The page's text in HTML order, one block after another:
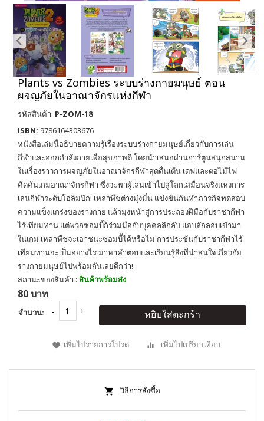
Plants vs Zombies ระบบร่างกายมนุษย์ ตอน
ผจญภัยในอาณาจักรแห่งกีฬา
รหัสสินค้า: P-ZOM-18
ISBN: 9786164303676
หนังสือเล่มนี้อธิบายความรู้เรื่องระบบร่างกายมนุษย์เกี่ยวกับการเล่น
กีฬาและออกกำลังกายเพื่อสุขภาพดี โดยนำเสนอผ่านการ์ตูนสนุกสนาน
ในเรื่องราวการผจญภัยในอาณาจักรกีฬาสุดตื่นเต้น เดฟและตอไม้ไฟ
คิดค้นเกมอาณาจักรกีฬา ซึ่งจะพาผู้เล่นเข้าไปสู่โลกเสมือนจริงแห่งการ
เล่นกีฬาระดับโอลิมปิก! เหล่าพืชต่างมุ่งมั่น แข่งขันกันทำภารกิจทดสอบ
ความแข็งแกร่งของร่างกาย แล้วมุ่งหน้าสู่การประลองฝีมือกับราชากีฬา
ไร้เทียมทาน แต่พวกซอมบี้ก็ร่วมมือกับบุคคลลึกลับ แอบลักลอบเข้ามา
ในเกม เหล่าพืชจะเอาชนะซอมบี้ได้หรือไม่ การประชันกับราชากีฬาไร้
เทียมทานจะเป็นอย่างไร มาหาคำตอบและเรียนรู้สิ่งที่น่าสนใจเกี่ยวกัย
ร่างกายมนุษย์ไปพร้อมกันเลยดีกว่า!
สถานะของสินค้า : สินค้าพร้อมส่ง
80 บาท
จำนวน: หยิบใส่ตะกร้า
เพิ่มไปรายการโปรด เพิ่มไปเปรียบเทียบ
วิธีการสั่งซื้อ